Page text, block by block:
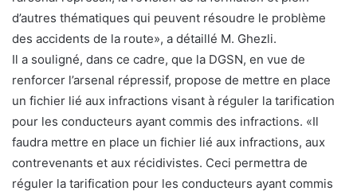
d’autres thématiques qui peuvent résoudre le problème
des accidents de la route», a détaillé M. Ghezli.
Il a souligné, dans ce cadre, que la DGSN, en vue de
renforcer l’arsenal répressif, propose de mettre en place
un fichier lié aux infractions visant à réguler la tarification
pour les conducteurs ayant commis des infractions. «Il
faudra mettre en place un fichier lié aux infractions, aux
contrevenants et aux récidivistes. Ceci permettra de
réguler la tarification pour les conducteurs ayant commis